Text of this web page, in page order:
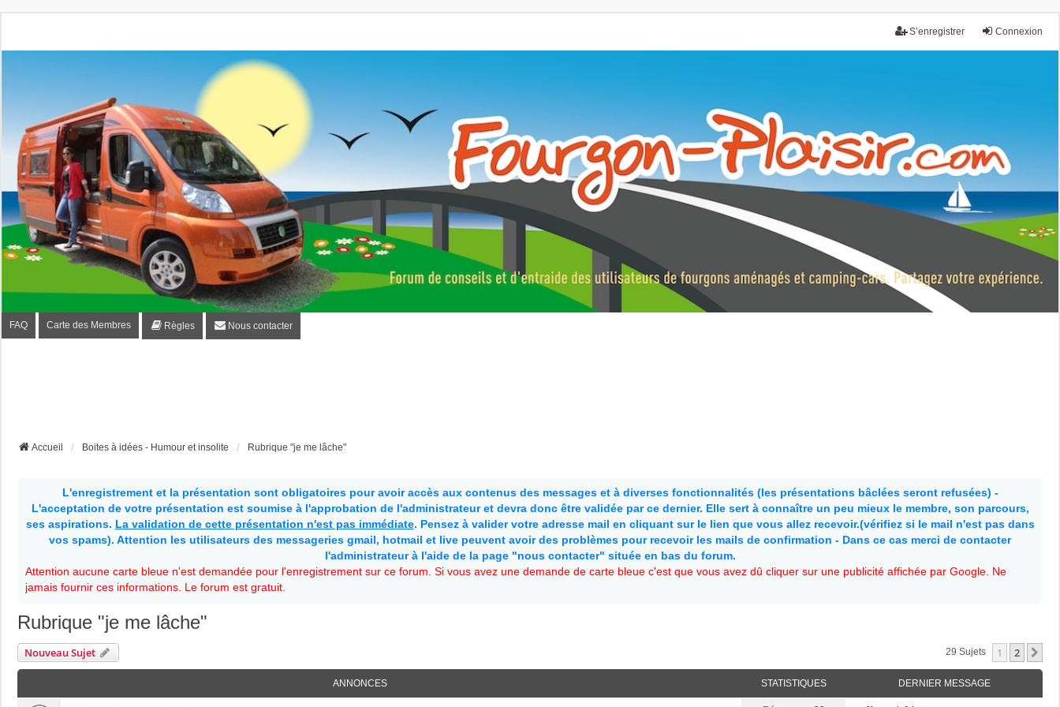
Connexion
S’enregistrer
Fourgon-plaisir.com
Forum de conseils et d'entraide des utilisateurs de fourgons, fourgons aménagés, vans et de camping-car. Partagez votre expérience.
FAQ Carte des Membres Règles Nous contacter
Accueil Boites à idées - Humour et insolite Rubrique "je me lâche"
L'enregistrement et la présentation sont obligatoires pour avoir accès aux contenus des messages et à diverses fonctionnalités (les présentations bâclées seront refusées) -
L'acceptation de votre présentation est soumise à l'approbation de l'administrateur et devra donc être validée par ce dernier. Elle sert à connaître un peu mieux le membre, son parcours,
ses aspirations. La validation de cette présentation n'est pas immédiate. Pensez à valider votre adresse mail en cliquant sur le lien que vous allez recevoir.(vérifiez si le mail n'est pas dans
vos spams). Attention les utilisateurs des messageries gmail, hotmail et live peuvent avoir des problèmes pour recevoir les mails de confirmation - Dans ce cas merci de contacter
l'administrateur à l'aide de la page "nous contacter" située en bas du forum.
Attention aucune carte bleue n'est demandée pour l'enregistrement sur ce forum. Si vous avez une demande de carte bleue c'est que vous avez dû cliquer sur une publicité affichée par Google. Ne
jamais fournir ces informations. Le forum est gratuit.
Rubrique "je me lâche"
Nouveau Sujet 29 Sujets 1 2
ANNONCES STATISTIQUES DERNIER MESSAGE